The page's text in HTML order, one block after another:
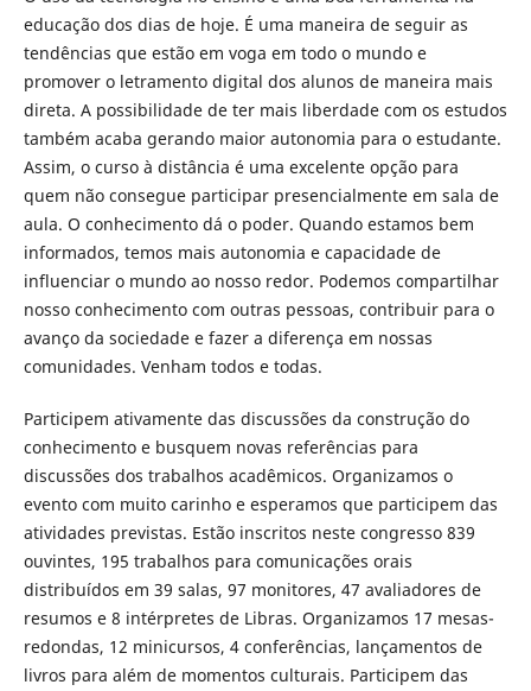
educação dos dias de hoje. É uma maneira de seguir as
tendências que estão em voga em todo o mundo e
promover o letramento digital dos alunos de maneira mais
direta. A possibilidade de ter mais liberdade com os estudos
também acaba gerando maior autonomia para o estudante.
Assim, o curso à distância é uma excelente opção para
quem não consegue participar presencialmente em sala de
aula. O conhecimento dá o poder. Quando estamos bem
informados, temos mais autonomia e capacidade de
influenciar o mundo ao nosso redor. Podemos compartilhar
nosso conhecimento com outras pessoas, contribuir para o
avanço da sociedade e fazer a diferença em nossas
comunidades. Venham todos e todas.
Participem ativamente das discussões da construção do
conhecimento e busquem novas referências para
discussões dos trabalhos acadêmicos. Organizamos o
evento com muito carinho e esperamos que participem das
atividades previstas. Estão inscritos neste congresso 839
ouvintes, 195 trabalhos para comunicações orais
distribuídos em 39 salas, 97 monitores, 47 avaliadores de
resumos e 8 intérpretes de Libras. Organizamos 17 mesas-
redondas, 12 minicursos, 4 conferências, lançamentos de
livros para além de momentos culturais. Participem das